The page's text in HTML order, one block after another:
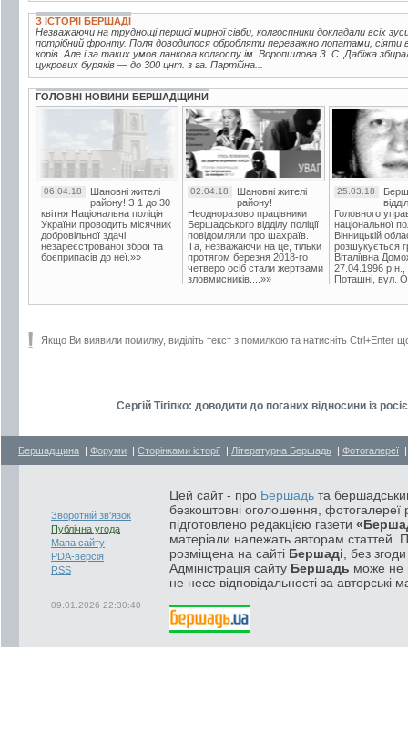
З ІСТОРІЇ БЕРШАДІ
Незважаючи на труднощі першої мирної сівби, колгоспники докладали всіх
потрібний фронту. Поля доводилося обробляти переважно лопатами, сіяти
корів. Але і за таких умов ланкова колгоспу ім. Воропшлова З. С. Дабіжа
цукрових буряків — до 300 цнт. з га. Партійна...
ГОЛОВНІ НОВИНИ БЕРШАДЩИНИ
06.04.18
Шановні жителі
району! З 1 до 30
квітня Національна поліція
України проводить місячник
добровільної здачі
незареєстрованої зброї та
боєприпасів до неї.»»
02.04.18
Шановні жителі
району!
Неодноразово працівники
Бершадського відділу поліції
повідомляли про шахраїв.
Та, незважаючи на це, тільки
протягом березня 2018-го
четверо осіб стали жертвами
зловмисників....»»
25.03.18
Головного
національної
Вінницькій
розшукується
Віталіївна
27.04.1996 р.н.,
Поташні, вул.
Якщо Ви виявили помилку, виділіть текст з помилкою та натисніть Ctrl+Enter
Сергій Тігіпко: доводити до поганих відносини із
Бершадщина | Форуми | Сторінками історії | Літературна Бершадь | Фотогалереї
Зворотній зв'язок
Публічна угода
Мапа сайту
PDA-версія
RSS
09.01.2026 22:30:40
Цей сайт - про Бершадь та
безкоштовні оголошення, фотогалереї
підготовлено редакцією газети
матеріали належать авторам статтей.
розміщена на сайті Бершаді , без
Адміністрація сайту Бершадь може не
не несе відповідальності за авторські